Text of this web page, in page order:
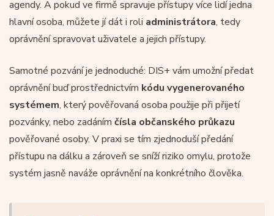
agendy. A pokud ve firmě spravuje přístupy více lidí jedna
hlavní osoba, můžete jí dát i roli administrátora, tedy
oprávnění spravovat uživatele a jejich přístupy.
Samotné pozvání je jednoduché: DIS+ vám umožní předat
oprávnění buď prostřednictvím kódu vygenerovaného
systémem, který pověřovaná osoba použije při přijetí
pozvánky, nebo zadáním čísla občanského průkazu
pověřované osoby. V praxi se tím zjednoduší předání
přístupu na dálku a zároveň se sníží riziko omylu, protože
systém jasně naváže oprávnění na konkrétního člověka.